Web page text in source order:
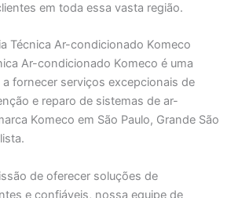
em toda essa vasta região.
Técnica Ar-condicionado Komeco
Ar-condicionado Komeco é uma
fornecer serviços excepcionais de
e reparo de sistemas de ar-
Komeco em São Paulo, Grande São
de oferecer soluções de
e confiáveis, nossa equipe de